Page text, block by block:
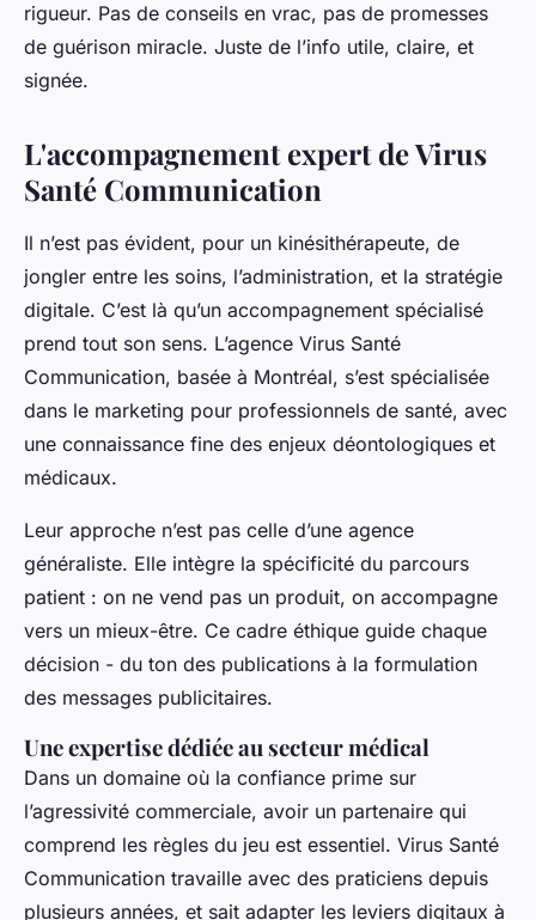
rigueur. Pas de conseils en vrac, pas de promesses
de guérison miracle. Juste de l’info utile, claire, et
signée.
L'accompagnement expert de Virus
Santé Communication
Il n’est pas évident, pour un kinésithérapeute, de
jongler entre les soins, l’administration, et la stratégie
digitale. C’est là qu’un accompagnement spécialisé
prend tout son sens. L’agence Virus Santé
Communication, basée à Montréal, s’est spécialisée
dans le marketing pour professionnels de santé, avec
une connaissance fine des enjeux déontologiques et
médicaux.
Leur approche n’est pas celle d’une agence
généraliste. Elle intègre la spécificité du parcours
patient : on ne vend pas un produit, on accompagne
vers un mieux-être. Ce cadre éthique guide chaque
décision - du ton des publications à la formulation
des messages publicitaires.
Une expertise dédiée au secteur médical
Dans un domaine où la confiance prime sur
l’agressivité commerciale, avoir un partenaire qui
comprend les règles du jeu est essentiel. Virus Santé
Communication travaille avec des praticiens depuis
plusieurs années, et sait adapter les leviers digitaux à